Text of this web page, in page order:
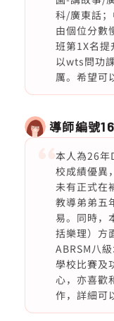
科/廣東話
由個位分數
班第1X名
以wts問功
厲。希望可
導師編號
本人為26年
校成績優異
未有正式在
教導弟弟五
易。同時，
括樂理）方
ABRSM八
學校比賽及
心，亦喜歡
作，詳細